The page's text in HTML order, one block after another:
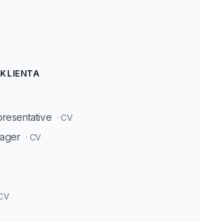
· CV
· CV